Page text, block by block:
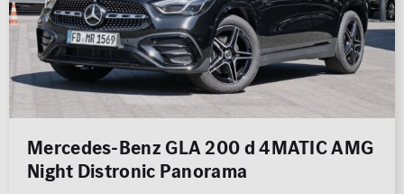
Mercedes-Benz GLA 200 d 4MATIC AMG
Night Distronic Panorama